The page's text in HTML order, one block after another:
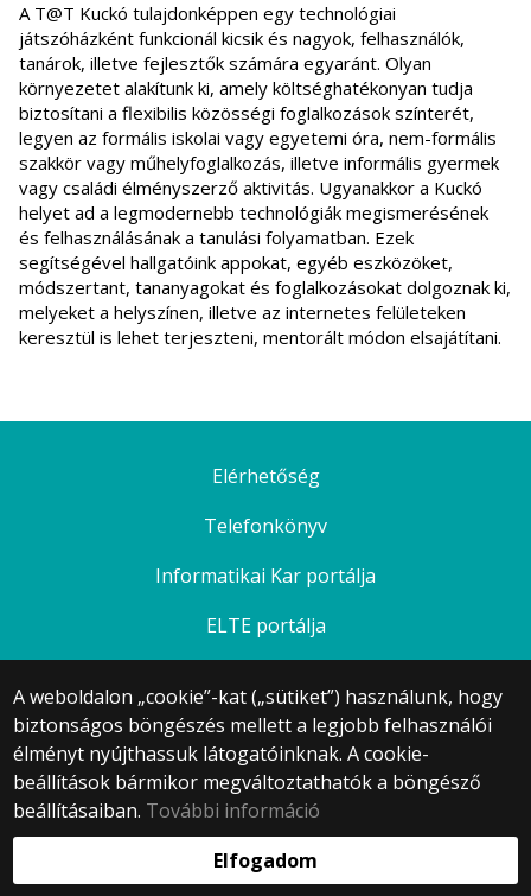
A T@T Kuckó tulajdonképpen egy technológiai
játszóházként funkcionál kicsik és nagyok, felhasználók,
tanárok, illetve fejlesztők számára egyaránt. Olyan
környezetet alakítunk ki, amely költséghatékonyan tudja
biztosítani a flexibilis közösségi foglalkozások színterét,
legyen az formális iskolai vagy egyetemi óra, nem-formális
szakkör vagy műhelyfoglalkozás, illetve informális gyermek
vagy családi élményszerző aktivitás. Ugyanakkor a Kuckó
helyet ad a legmodernebb technológiák megismerésének
és felhasználásának a tanulási folyamatban. Ezek
segítségével hallgatóink appokat, egyéb eszközöket,
módszertant, tananyagokat és foglalkozásokat dolgoznak ki,
melyeket a helyszínen, illetve az internetes felületeken
keresztül is lehet terjeszteni, mentorált módon elsajátítani.
A weboldalon „cookie”-kat („sütiket”) használunk, hogy
biztonságos böngészés mellett a legjobb felhasználói
élményt nyújthassuk látogatóinknak. A cookie-
beállítások bármikor megváltoztathatók a böngésző
beállításaiban. További információ
Elfogadom
Elérhetőség
Telefonkönyv
Informatikai Kar portálja
ELTE portálja
© 2025 Eötvös Loránd Tudományegyetem
Minden jog fenntartva.
1053 Budapest, Egyetem tér 1–3.
Központi telefonszám: +36 1 411 6500
Webfejlesztés: